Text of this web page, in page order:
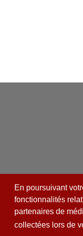
En poursuivant
fonctionnalités
partenaires de
collectées lors de